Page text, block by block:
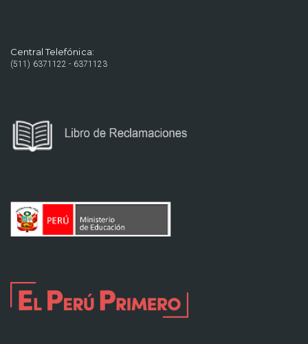
Central Telefónica:
(511) 6371122 - 6371123